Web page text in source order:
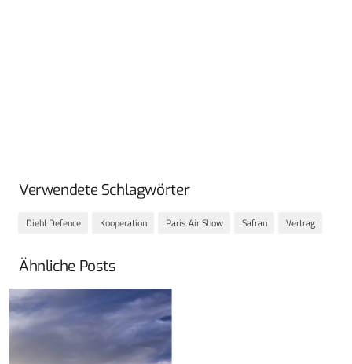
Verwendete Schlagwörter
Diehl Defence Kooperation Paris Air Show Safran Vertrag
Ähnliche Posts